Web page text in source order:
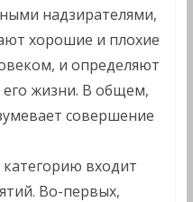
надзирателями,
хорошие и плохие
и определяют
жизни. В общем,
совершение
категорию входит
Во-первых,